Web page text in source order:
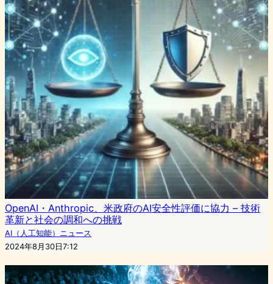
OpenAI・Anthropic、米政府のAI安全性評価に協力 – 技術
革新と社会の調和への挑戦
AI（人工知能）ニュース
2024年8月30日7:12